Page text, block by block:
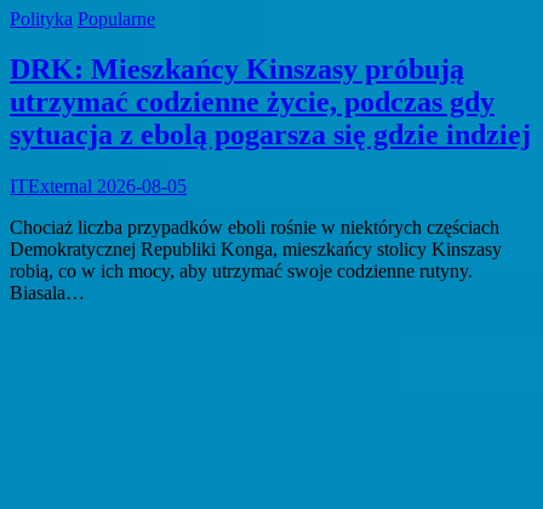
Polityka Popularne
DRK: Mieszkańcy Kinszasy próbują
utrzymać codzienne życie, podczas gdy
sytuacja z ebolą pogarsza się gdzie indziej
ITExternal 2026-08-05
Chociaż liczba przypadków eboli rośnie w niektórych częściach
Demokratycznej Republiki Konga, mieszkańcy stolicy Kinszasy
robią, co w ich mocy, aby utrzymać swoje codzienne rutyny.
Biasala…